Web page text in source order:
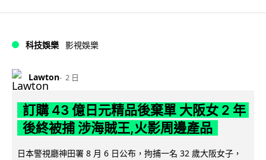
科技娛樂 影視娛樂
Lawton 2 日
訂購 43 億日元精品後棄單 大阪女 2 年
後終被捕 涉海賊王,火影周邊產品
日本警視廳神田署 8 月 6 日公布，拘捕一名 32 歲大阪女子，